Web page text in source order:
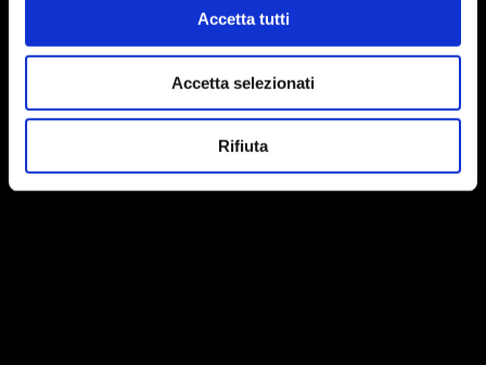
Accetta tutti
Accetta selezionati
Rifiuta